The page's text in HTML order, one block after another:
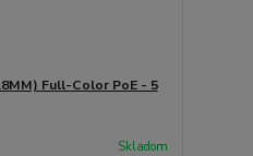
Full-Color PoE - 5
Skladom